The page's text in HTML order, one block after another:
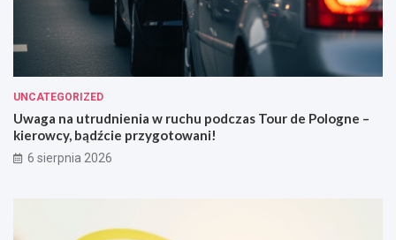
UNCATEGORIZED
Uwaga na utrudnienia w ruchu podczas Tour de Pologne –
kierowcy, bądźcie przygotowani!
6 sierpnia 2026